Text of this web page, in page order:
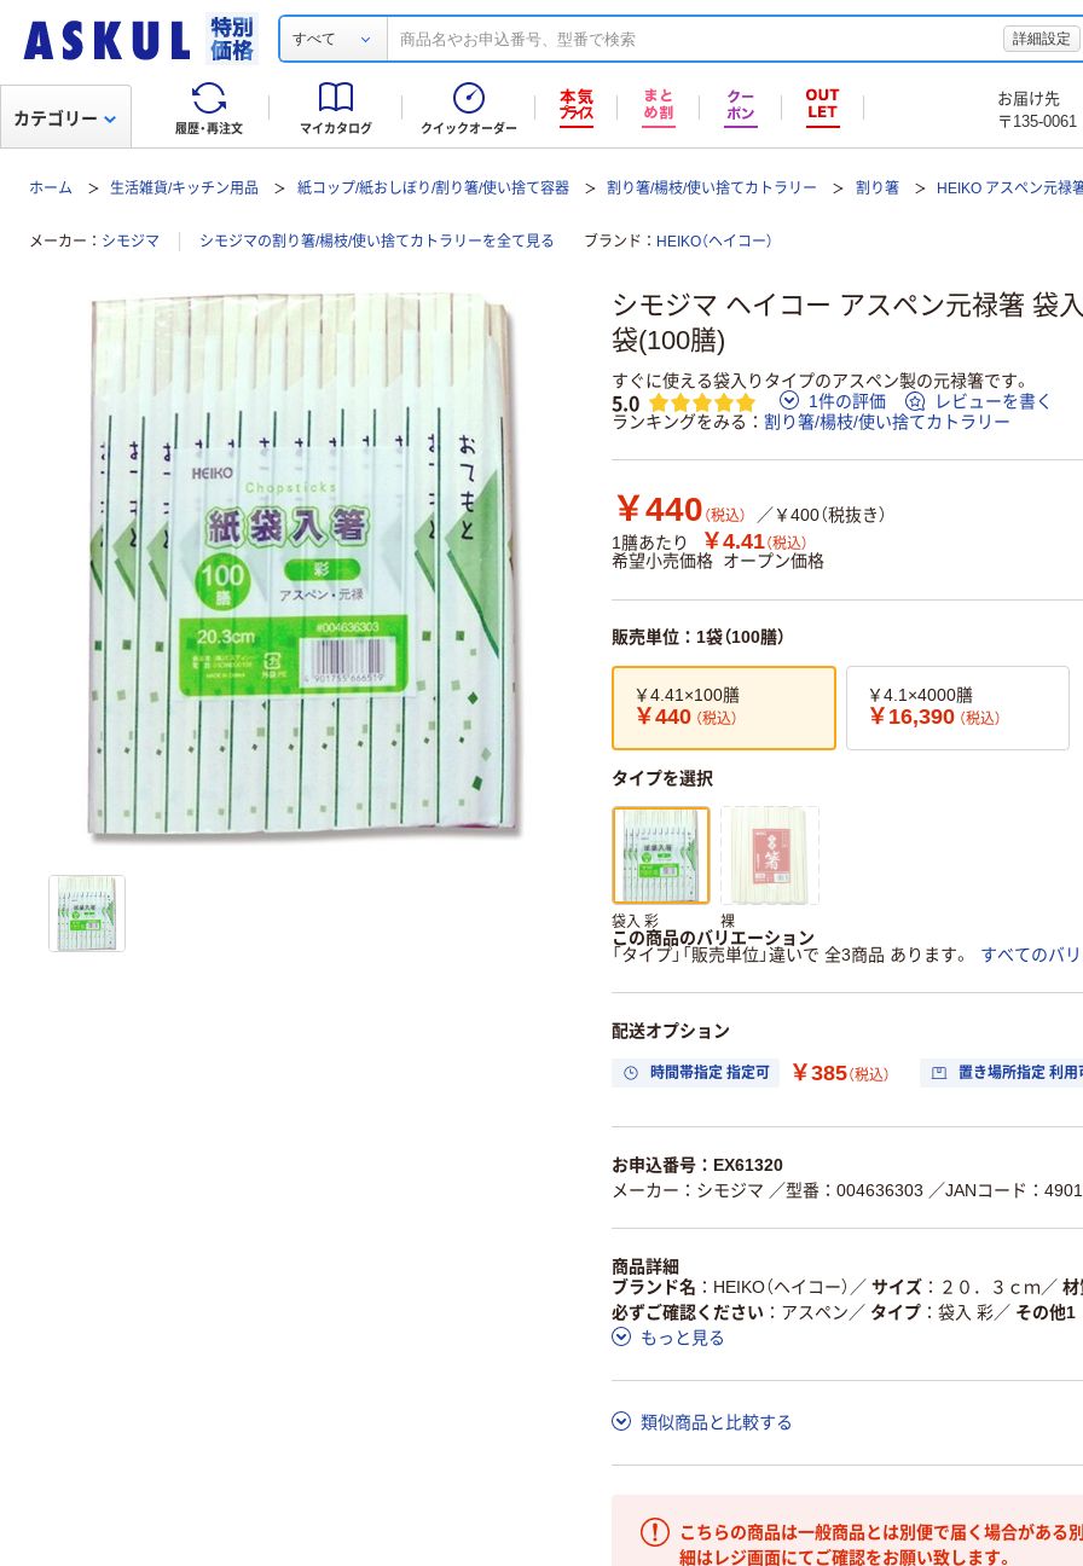
すべて 詳細設定
履歴・再注文 マイカタログ クイックオーダー
お届け先
〒135-0061
カテゴリー
ホーム 生活雑貨/キッチン用品 紙コップ/紙おしぼり/割り箸/使い捨て容器 割り箸/楊枝/使い捨てカトラリー 割り箸 HEIKO アスペン元禄
メーカー シモジマ シモジマの割り箸/楊枝/使い捨てカトラリーを全て見る ブランド HEIKO（ヘイコー）
シモジマ ヘイコー アスペン元禄箸 袋
袋(100膳)
すぐに使える袋入りタイプのアスペン製の元禄箸です。
5.0 1件の評価
レビューを書く
ランキングをみる
割り箸/楊枝/使い捨てカトラリー
￥440 （税込）
／￥400（税抜き）
1膳あたり
￥4.41（税込）
希望小売価格 オープン価格
販売単位：1袋（100膳）
￥4.41×100膳
￥440 （税込）
￥4.1×4000膳
￥16,390 （税込）
タイプを選択
袋入 彩 裸
この商品のバリエーション
「タイプ」「販売単位」違いで 全3商品 あります。
すべてのバ
配送オプション
時間帯指定 指定可 ￥385（税込） 置き場所指定 利用
お申込番号：EX61320
メーカー：シモジマ ／型番：004636303 ／JANコード：
商品詳細
ブランド名
HEIKO（ヘイコー） ／ サイズ ２０．３ｃｍ ／
必ずご確認ください
アスペン ／ タイプ 袋入 彩／ その他1
もっと見る
類似商品と比較する
こちらの商品は一般商品とは別便で届く場合がある
細はレジ画面にてご確認をお願い致します。